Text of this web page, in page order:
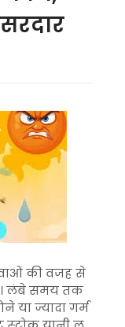
की वजह से
लंबे समय तक
या ज्यादा गर्म